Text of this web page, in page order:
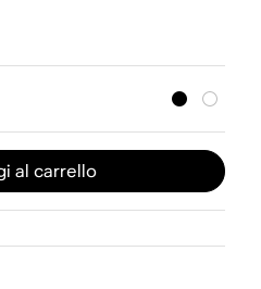
al carrello